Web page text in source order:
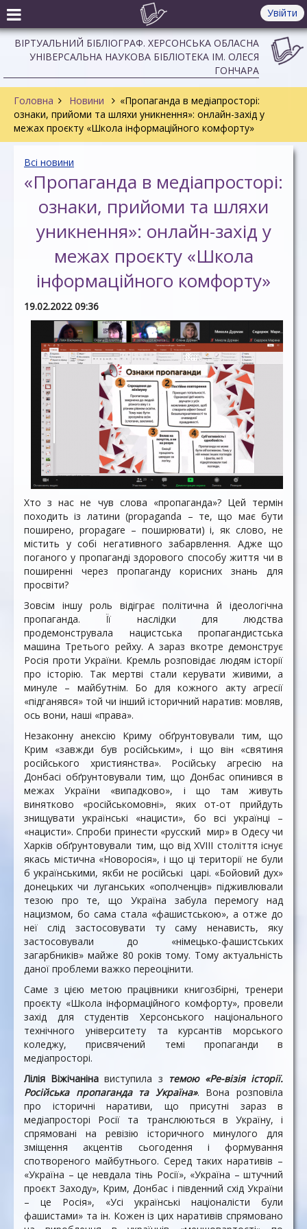
Увійти
ВІРТУАЛЬНИЙ БІБЛІОГРАФ. ХЕРСОНСЬКА ОБЛАСНА
УНІВЕРСАЛЬНА НАУКОВА БІБЛІОТЕКА ІМ. ОЛЕСЯ
ГОНЧАРА
Головна Новини
«Пропаганда в медіапросторі:
ознаки, прийоми та шляхи уникнення»: онлайн-захід у
межах проєкту «Школа інформаційного комфорту»
Всі новини
«Пропаганда в медіапросторі:
ознаки, прийоми та шляхи
уникнення»: онлайн-захід у
межах проєкту «Школа
інформаційного комфорту»
19.02.2022 09:36
Хто з нас не чув слова «пропаганда»? Цей термін
походить із латини (propaganda – те, що має бути
поширено, propagare – поширювати) і, як слово, не
містить у собі негативного забарвлення. Адже що
поганого у пропаганді здорового способу життя чи в
поширенні через пропаганду корисних знань для
просвіти?
Зовсім іншу роль відіграє політична й ідеологічна
пропаганда. Її наслідки для людства
продемонструвала нацистська пропагандистська
машина Третього рейху. А зараз вкотре демонструє
Росія проти України. Кремль розповідає людям історії
про історію. Так мертві стали керувати живими, а
минуле – майбутнім. Бо для кожного акту агресії
«підганявся» той чи інший історичний наратив: мовляв,
ось вони, наші «права».
Незаконну анексію Криму обґрунтовували тим, що
Крим «завжди був російським», і що він «святиня
російського християнства». Російську агресію на
Донбасі обґрунтовували тим, що Донбас опинився в
межах України «випадково», і що там живуть
винятково «російськомовні», яких от-от прийдуть
знищувати українські «нацисти», бо всі українці –
«нацисти». Спроби принести «русский мир» в Одесу чи
Харків обґрунтовували тим, що від XVIII століття існує
якась містична «Новоросія», і що ці території не були
б українськими, якби не російські царі. «Бойовий дух»
донецьких чи луганських «ополченців» підживлювали
тезою про те, що Україна забула перемогу над
нацизмом, бо сама стала «фашистською», а отже до
неї слід застосовувати ту саму ненависть, яку
застосовували до «німецько-фашистських
загарбників» майже 80 років тому. Тому актуальність
даної проблеми важко переоцінити.
Саме з цією метою працівники книгозбірні, тренери
проєкту «Школа інформаційного комфорту», провели
захід для студентів Херсонського національного
технічного університету та курсантів морського
коледжу, присвячений темі пропаганди в
медіапросторі.
Лілія Віжічаніна виступила з темою «Ре-візія історії.
Російська пропаганда та Україна». Вона розповіла
про історичні наративи, що присутні зараз в
медіапросторі Росії та транслюються в Україну, і
спрямовані на ревізію історичного минулого для
зміщення акцентів сьогодення і формування
спотвореного майбутнього. Серед таких наративів –
«Україна – це невдала тінь Росії», «Україна – штучний
проєкт Заходу», Крим, Донбас і південний схід України
– це Росія», «Усі українські націоналісти були
фашистами» та ін. Кожен із цих наративів спрямовано